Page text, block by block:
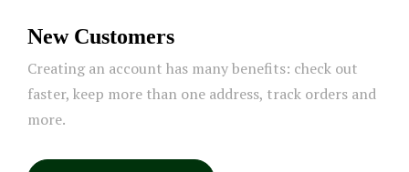
New Customers
Creating an account has many benefits: check out
faster, keep more than one address, track orders and
more.